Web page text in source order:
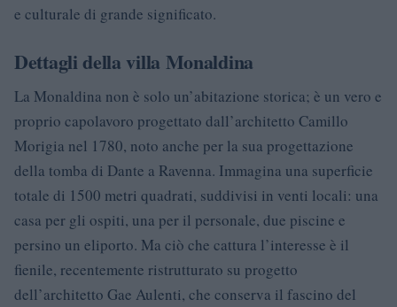
e culturale di grande significato.
Dettagli della villa Monaldina
La Monaldina non è solo un’abitazione storica; è un vero e
proprio capolavoro progettato dall’architetto Camillo
Morigia nel 1780, noto anche per la sua progettazione
della tomba di Dante a Ravenna. Immagina una superficie
totale di 1500 metri quadrati, suddivisi in venti locali: una
casa per gli ospiti, una per il personale, due piscine e
persino un eliporto. Ma ciò che cattura l’interesse è il
fienile, recentemente ristrutturato su progetto
dell’architetto Gae Aulenti, che conserva il fascino del